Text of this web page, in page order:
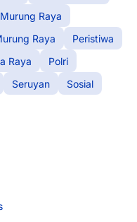
Raya
Raya
Peristiwa
Raya
Polri
Seruyan
Sosial